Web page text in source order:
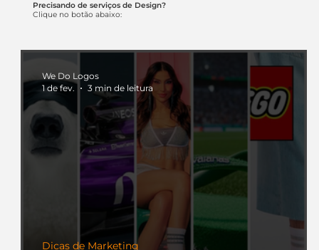
Precisando de serviços de Design?
Clique no botão abaixo:
Dicas de Marketing
We Do Logos
1 de fev.
3 min de leitura